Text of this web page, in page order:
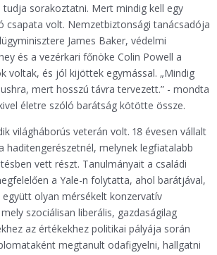
tudja sorakoztatni. Mert mindig kell egy
csapata volt. Nemzetbiztonsági tanácsadója
James Baker, védelmi
és a vezérkari főnöke Colin Powell a
voltak, és jól kijöttek egymással. „Mindig
mert hosszú távra tervezett.” - mondta
életre szóló barátság kötötte össze.
világháborús veterán volt. 18 évesen vállalt
haditengerészetnél, melynek legfiatalabb
vett részt. Tanulmányait a családi
a Yale-n folytatta, ahol barátjával,
együtt olyan mérsékelt konzervatív
szociálisan liberális, gazdaságilag
az értékekhez politikai pályája során
megtanult odafigyelni, hallgatni